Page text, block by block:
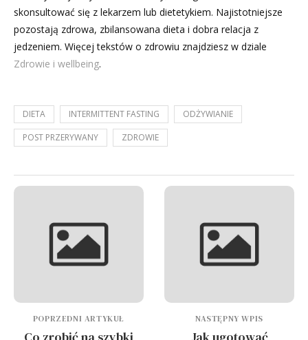
skonsultować się z lekarzem lub dietetykiem. Najistotniejsze
pozostają zdrowa, zbilansowana dieta i dobra relacja z
jedzeniem. Więcej tekstów o zdrowiu znajdziesz w dziale
Zdrowie i wellbeing.
DIETA INTERMITTENT FASTING
ODŻYWIANIE
POST PRZERYWANY
ZDROWIE
POPRZEDNI ARTYKUŁ NASTĘPNY WPIS